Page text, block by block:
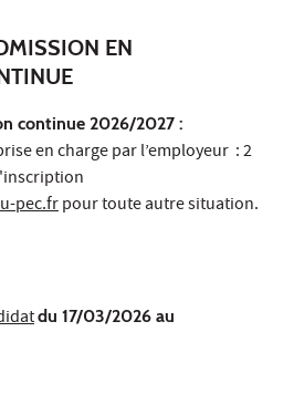
EN
continue 2026/2027 :
en charge par l’employeur : 2
pec.frpour toute autre situation.
du 17/03/2026 au